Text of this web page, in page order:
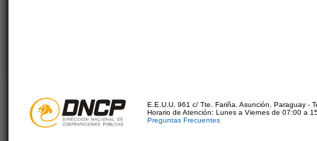
E.E.U.U. 961 c/ Tte. Fariña. Asunción, Paraguay -
Horario de Atención: Lunes a Viernes de 07:00 a
Preguntas Frecuentes